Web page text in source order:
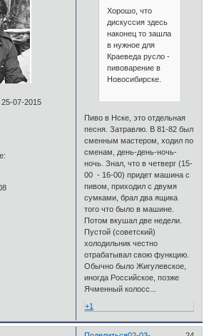
25-07-2015
Хорошо, что
дискуссия здесь
наконец то зашла
в нужное для
Краеведа русло -
пивоварение в
Новосибирске.
Пиво в Нске, это отдельная
песня. Затравлю. В 81-82 был
сменным мастером, ходил по
сменам, день-день-ночь-
ночь. Знал, что в четверг (15-
00 - 16-00) придет машина с
пивом, приходил с двумя
сумками, брал два ящика
того что было в машине.
Потом вкушал две недели.
Пустой (советский)
холодильник честно
отрабатывал свою функцию.
Обычно было Жигулевское,
иногда Российское, позже
Ячменный колосс...
+1